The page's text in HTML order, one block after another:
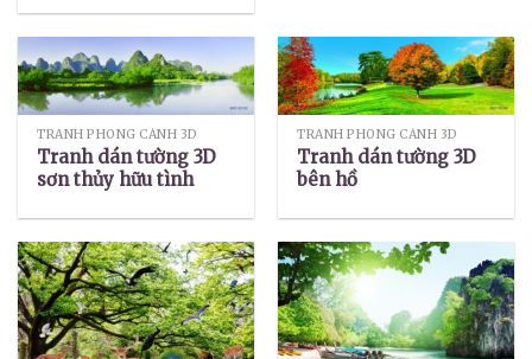
TRANH PHONG CẢNH 3D
Tranh dán tường 3D
sơn thủy hữu tình
TRANH PHONG CẢNH 3D
Tranh dán tường 3D
bên hồ